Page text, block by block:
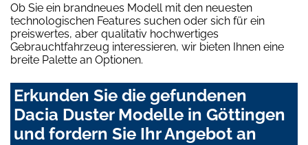
Ob Sie ein brandneues Modell mit den neuesten
technologischen Features suchen oder sich für ein
preiswertes, aber qualitativ hochwertiges
Gebrauchtfahrzeug interessieren, wir bieten Ihnen eine
breite Palette an Optionen.
Erkunden Sie die gefundenen
Dacia Duster Modelle in Göttingen
und fordern Sie Ihr Angebot an